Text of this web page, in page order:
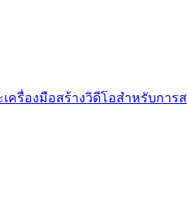
เครื่องมือสร้างวิดีโอสำหรับกา